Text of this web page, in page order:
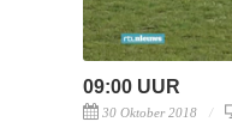
09:00 UUR
30 Oktober 2018